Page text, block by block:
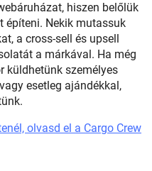
hiszen belőlük
építeni. Nekik mutassuk
a cross-sell és upsell
a márkával. Ha még
küldhetünk személyes
esetleg ajándékkal,
olvasd el a Cargo Crew